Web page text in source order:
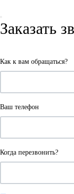
Заказать
Как к вам обращаться?
Ваш телефон
Когда перезвонить?